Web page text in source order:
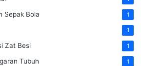
Sepak Bola 1
1
Zat Besi 1
Tubuh 1